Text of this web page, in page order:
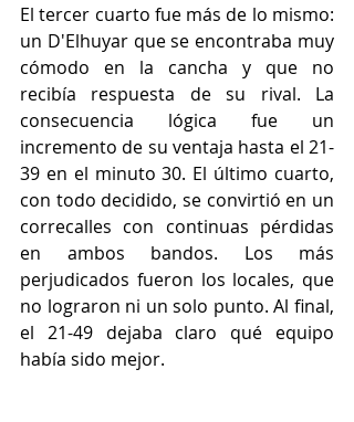
El tercer cuarto fue más de lo mismo:
un D'Elhuyar que se encontraba muy
cómodo en la cancha y que no
recibía respuesta de su rival. La
consecuencia lógica fue un
incremento de su ventaja hasta el 21-
39 en el minuto 30. El último cuarto,
con todo decidido, se convirtió en un
correcalles con continuas pérdidas
en ambos bandos. Los más
perjudicados fueron los locales, que
no lograron ni un solo punto. Al final,
el 21-49 dejaba claro qué equipo
había sido mejor.